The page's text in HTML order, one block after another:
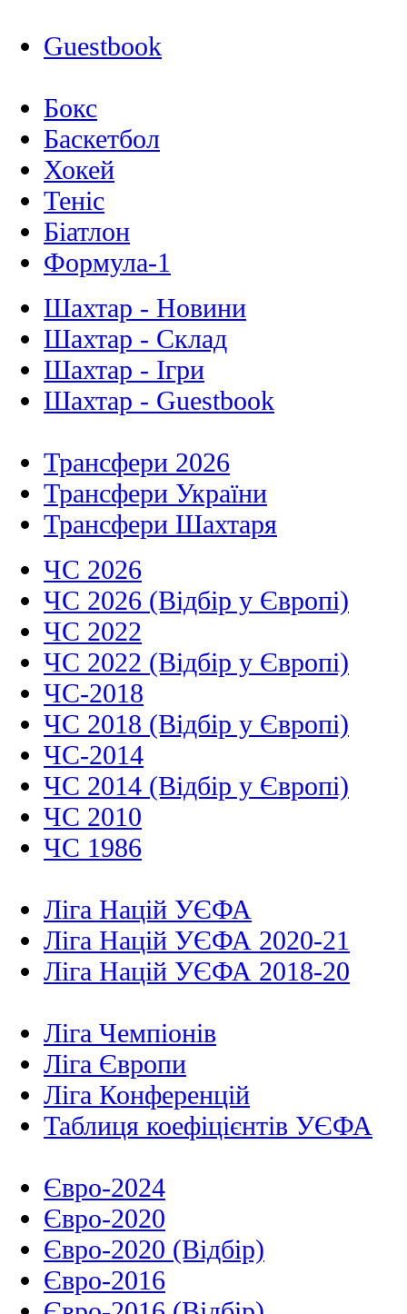
Guestbook
Бокс
Баскетбол
Хокей
Теніс
Біатлон
Формула-1
Шахтар - Новини
Шахтар - Склад
Шахтар - Ігри
Шахтар - Guestbook
Трансфери 2026
Трансфери України
Трансфери Шахтаря
ЧС 2026
ЧС 2026 (Відбір у Європі)
ЧС 2022
ЧС 2022 (Відбір у Європі)
ЧС-2018
ЧС 2018 (Відбір у Європі)
ЧС-2014
ЧС 2014 (Відбір у Європі)
ЧС 2010
ЧС 1986
Ліга Націй УЄФА
Ліга Націй УЄФА 2020-21
Ліга Націй УЄФА 2018-20
Ліга Чемпіонів
Ліга Європи
Ліга Конференцій
Таблиця коефіцієнтів УЄФА
Євро-2024
Євро-2020
Євро-2020 (Відбір)
Євро-2016